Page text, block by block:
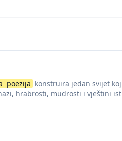
poezija konstruira jedan svijet
hrabrosti, mudrosti i vještini